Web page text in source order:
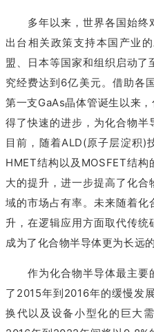
多年以来，世界各国始终
出台相关政策支持本国产业
盟、日本等国家和组织启动
究经费达到6亿美元。借助各
第一支GaAs晶体管诞生以来
得了快速的进步，为化合物半
目前，随着ALD(原子层淀积)
HMET结构以及MOSFET结
大的提升，进一步提高了化
域的市场占有率。未来随着
升，在逻辑应用方面取代传
成为了化合物半导体更为长远
作为化合物半导体最主要
了2015年到2016年的缓慢发
换代以及设备小型化的巨大